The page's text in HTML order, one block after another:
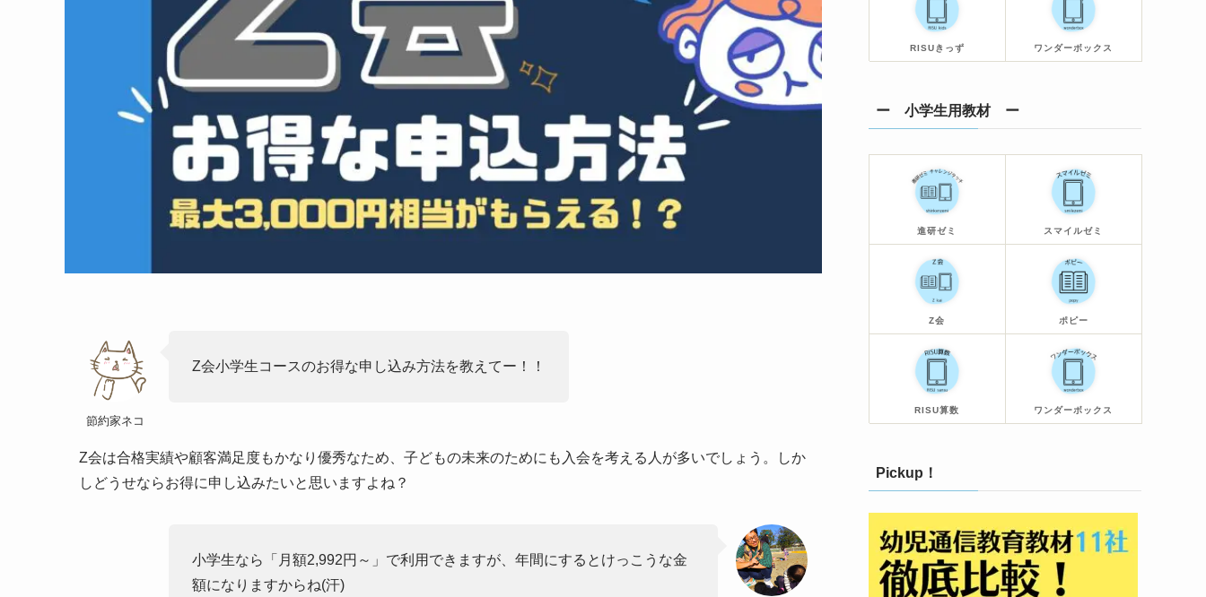
節約家ネコ
Z会小学生コースのお得な申し込み方法を教えてー！！
Z会は合格実績や顧客満足度もかなり優秀なため、子どもの未来のためにも入会を考える人が多いでしょう。しか
しどうせならお得に申し込みたいと思いますよね？
小学生なら「月額2,992円～」で利用できますが、年間にするとけっこうな金
額になりますからね(汗)
RISUきっず ワンダーボックス
ー 小学生用教材 ー
進研ゼミ スマイルゼミ
Z会 ポピー
RISU算数 ワンダーボックス
Pickup！